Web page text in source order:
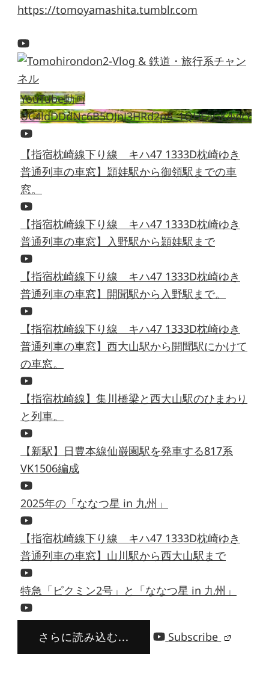
https://tomoyamashita.tumblr.com
YouTube動画
UC4ldDDdNc6B5OJnJ3HRd2pA_1QHEaGK4wrY
【指宿枕崎線下り線 キハ47 1333D枕崎ゆき
普通列車の車窓】頴娃駅から御領駅までの車
窓。
【指宿枕崎線下り線 キハ47 1333D枕崎ゆき
普通列車の車窓】入野駅から頴娃駅まで
【指宿枕崎線下り線 キハ47 1333D枕崎ゆき
普通列車の車窓】開聞駅から入野駅まで。
【指宿枕崎線下り線 キハ47 1333D枕崎ゆき
普通列車の車窓】西大山駅から開聞駅にかけて
の車窓。
【指宿枕崎線】集川橋梁と西大山駅のひまわり
と列車。
【新駅】日豊本線仙巌園駅を発車する817系
VK1506編成
2025年の「ななつ星 in 九州」
【指宿枕崎線下り線 キハ47 1333D枕崎ゆき
普通列車の車窓】山川駅から西大山駅まで
特急「ピクミン2号」と「ななつ星 in 九州」
さらに読み込む... Subscribe